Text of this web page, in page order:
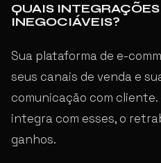
QUAIS
INEGOCIÁVEIS?
Sua plataforma de e-
seus canais de venda e
comunicação com cliente.
integra com esses, o
ganhos.